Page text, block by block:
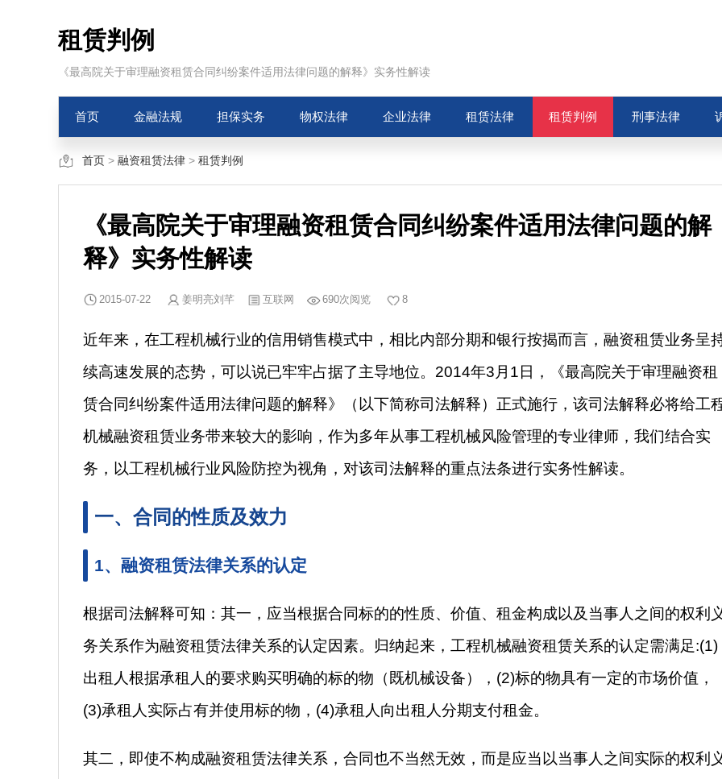
租赁判例
《最高院关于审理融资租赁合同纠纷案件适用法律问题的解释》实务性解读
首页 金融法规 担保实务 物权法律 企业法律 租赁法律 租赁判例 刑事法律
首页 > 融资租赁法律 > 租赁判例
《最高院关于审理融资租赁合同纠纷案件适用法律问题的解
释》实务性解读
2015-07-22 姜明亮刘芊 互联网 690次阅览 8
近年来，在工程机械行业的信用销售模式中，相比内部分期和银行按揭而言，融资租赁业务呈
续高速发展的态势，可以说已牢牢占据了主导地位。2014年3月1日，《最高院关于审理融资租
赁合同纠纷案件适用法律问题的解释》（以下简称司法解释）正式施行，该司法解释必将给工
机械融资租赁业务带来较大的影响，作为多年从事工程机械风险管理的专业律师，我们结合实
务，以工程机械行业风险防控为视角，对该司法解释的重点法条进行实务性解读。
一、合同的性质及效力
1、融资租赁法律关系的认定
根据司法解释可知：其一，应当根据合同标的的性质、价值、租金构成以及当事人之间的权利
务关系作为融资租赁法律关系的认定因素。归纳起来，工程机械融资租赁关系的认定需满足:(1)
出租人根据承租人的要求购买明确的标的物（既机械设备），(2)标的物具有一定的市场价值，
(3)承租人实际占有并使用标的物，(4)承租人向出租人分期支付租金。
其二，即使不构成融资租赁法律关系，合同也不当然无效，而是应当以当事人之间实际的权利